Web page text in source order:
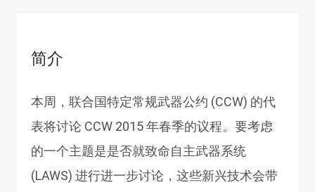
简介
本周，联合国特定常规武器公约 (CCW) 的代
表将讨论 CCW 2015 年春季的议程。要考虑
的一个主题是是否就致命自主武器系统
(LAWS) 进行进一步讨论，这些新兴技术会带